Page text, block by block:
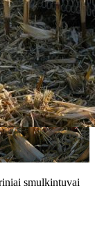
smulkintuvai